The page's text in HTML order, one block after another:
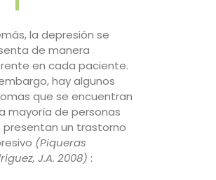
la depresión se
de manera
en cada paciente.
hay algunos
que se encuentran
mayoría de personas
presentan un trastorno
(Piqueras
J.A. 2008) :